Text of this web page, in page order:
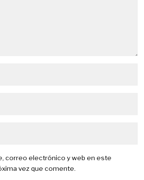
correo electrónico y web en este
vez que comente.